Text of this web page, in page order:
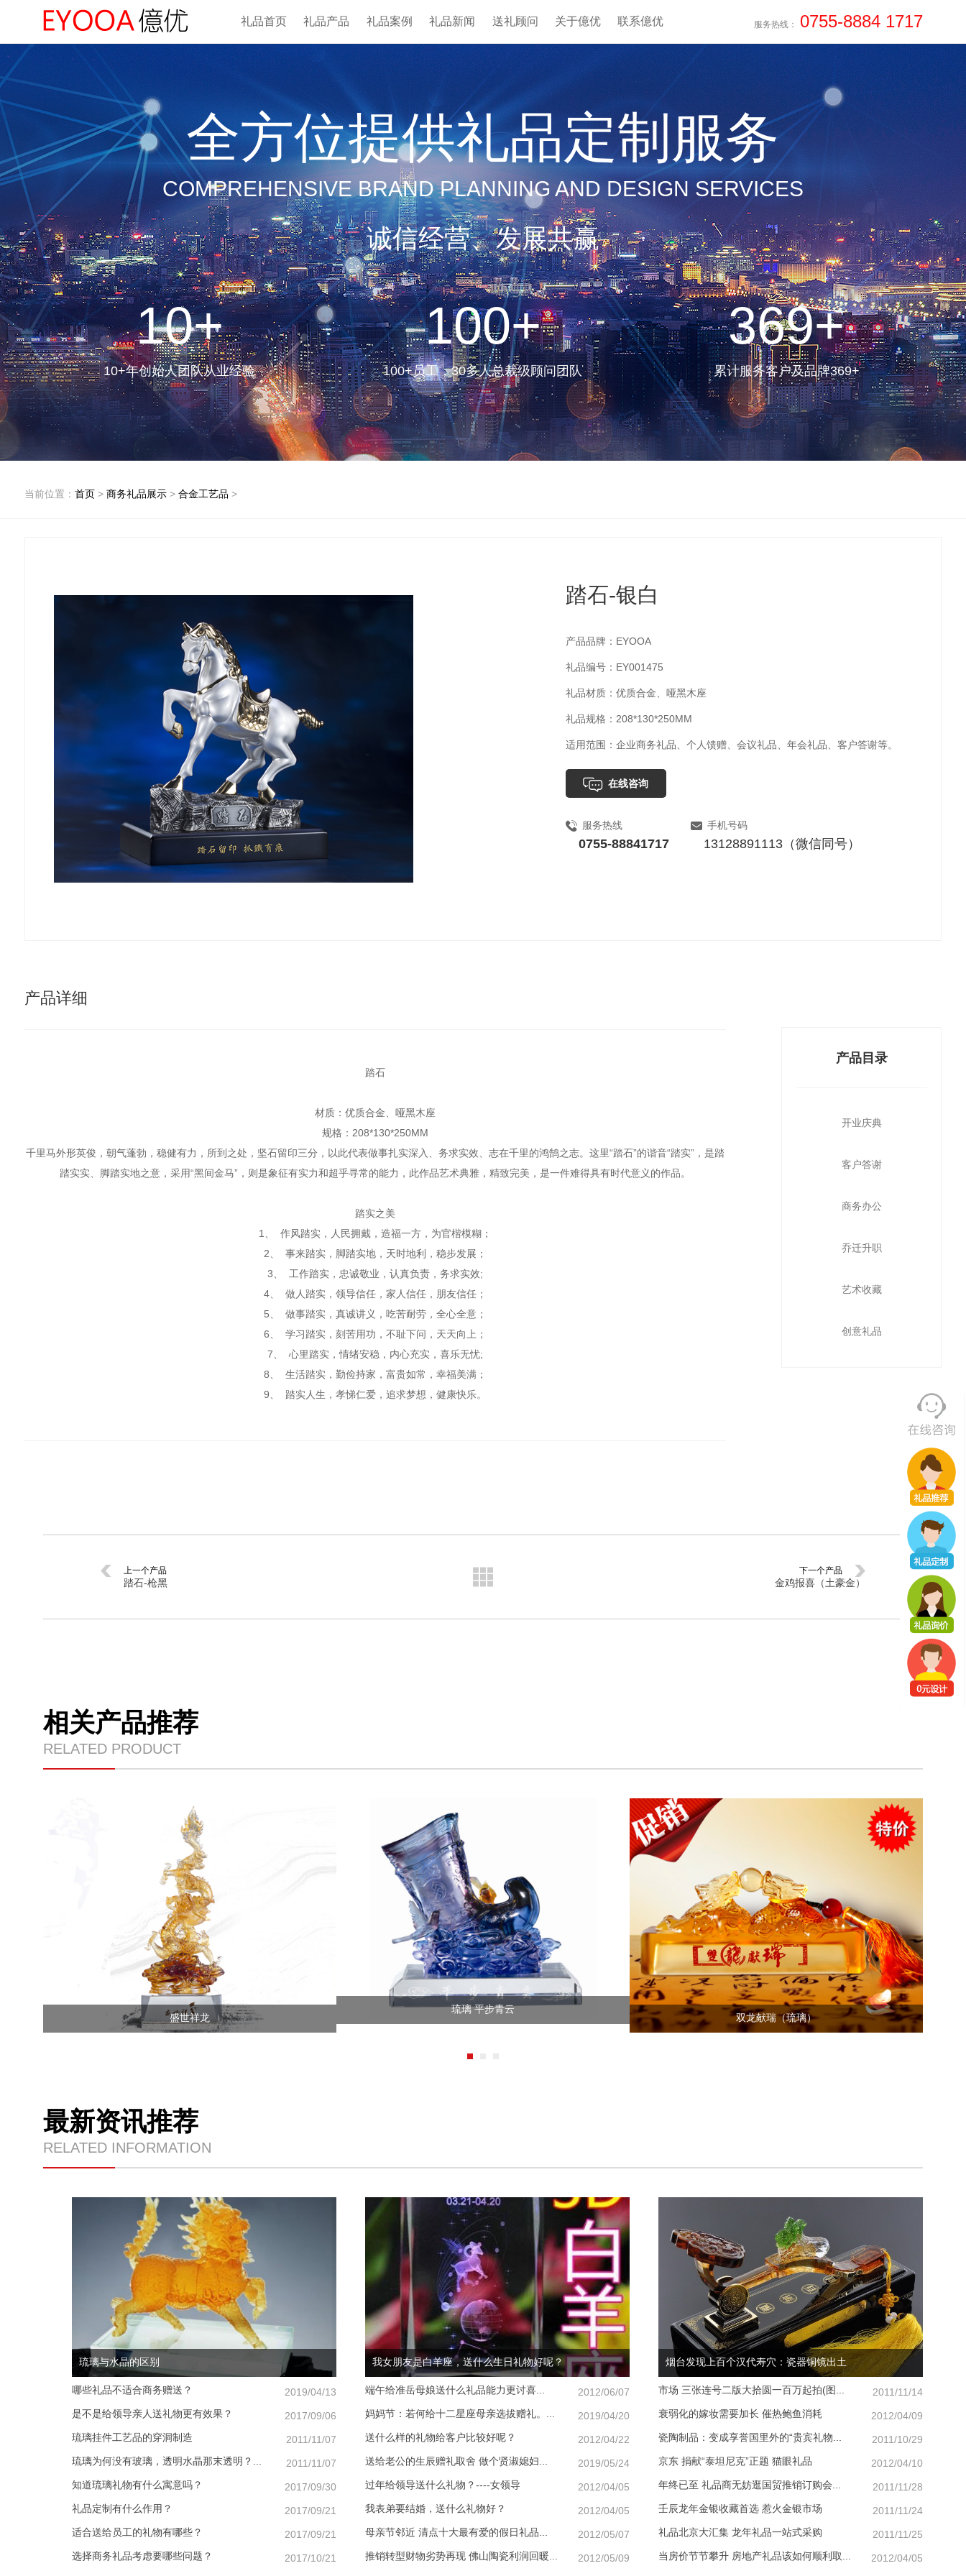
礼品首页 礼品产品 礼品案例 礼品新闻 送礼顾问 关于億优 联系億优 服务热线： 0755-8884 1717
全方位提供礼品定制服务
COMPREHENSIVE BRAND PLANNING AND DESIGN SERVICES
诚信经营、发展共赢
10+
10+年创始人团队从业经验
100+
100+员工，30多人总裁级顾问团队
369+
累计服务客户及品牌369+
当前位置： 首页> 商务礼品展示> 合金工艺品 >
踏石-银白
产品品牌：EYOOA
礼品编号：EY001475
礼品材质：优质合金、哑黑木座
礼品规格：208*130*250MM
适用范围：企业商务礼品、个人馈赠、会议礼品、年会礼品、客户答谢等。
在线咨询
服务热线
0755-88841717
手机号码
13128891113（微信同号）
产品目录
开业庆典
客户答谢
商务办公
乔迁升职
艺术收藏
创意礼品
产品详细
踏石
材质：优质合金、哑黑木座
规格：208*130*250MM
千里马外形英俊，朝气蓬勃，稳健有力，所到之处，坚石留印三分，以此代表做事扎实深入、务求实效、志在千里的鸿鹄之志。这里“踏石”的谐音“踏实”，是踏
踏实实、脚踏实地之意，采用“黑间金马”，则是象征有实力和超乎寻常的能力，此作品艺术典雅，精致完美，是一件难得具有时代意义的作品。
踏实之美
1、 作风踏实，人民拥戴，造福一方，为官楷模糊；
2、 事来踏实，脚踏实地，天时地利，稳步发展；
3、 工作踏实，忠诚敬业，认真负责，务求实效;
4、 做人踏实，领导信任，家人信任，朋友信任；
5、 做事踏实，真诚讲义，吃苦耐劳，全心全意；
6、 学习踏实，刻苦用功，不耻下问，天天向上；
7、 心里踏实，情绪安稳，内心充实，喜乐无忧;
8、 生活踏实，勤俭持家，富贵如常，幸福美满；
9、 踏实人生，孝悌仁爱，追求梦想，健康快乐。
上一个产品
踏石-枪黑
下一个产品
金鸡报喜（土豪金）
相关产品推荐
RELATED PRODUCT
盛世祥龙
琉璃 平步青云
双龙献瑞（琉璃）
最新资讯推荐
RELATED INFORMATION
琉璃与水晶的区别
哪些礼品不适合商务赠送？
2019/04/13
是不是给领导亲人送礼物更有效果？
2017/09/06
琉璃挂件工艺品的穿洞制造
2011/11/07
琉璃为何没有玻璃，透明水晶那末透明？...
2011/11/07
知道琉璃礼物有什么寓意吗？
2017/09/30
礼品定制有什么作用？
2017/09/21
适合送给员工的礼物有哪些？
2017/09/21
选择商务礼品考虑要哪些问题？
2017/10/21
我女朋友是白羊座，送什么生日礼物好呢？
端午给准岳母娘送什么礼品能力更讨喜...
2012/06/07
妈妈节：若何给十二星座母亲选拔赠礼。...
2019/04/20
送什么样的礼物给客户比较好呢？
2012/04/22
送给老公的生辰赠礼取舍 做个贤淑媳妇...
2019/05/24
过年给领导送什么礼物？----女领导
2012/04/05
我表弟要结婚，送什么礼物好？
2012/04/05
母亲节邻近 清点十大最有爱的假日礼品...
2012/05/07
推销转型财物劣势再现 佛山陶瓷利润回暖...
2012/05/09
烟台发现上百个汉代寿穴：瓷器铜镜出土
市场 三张连号二版大拾圆一百万起拍(图...
2011/11/14
衰弱化的嫁妆需要加长 催热鲍鱼消耗
2012/04/09
瓷陶制品：变成享誉国里外的“贵宾礼物...
2011/10/29
京东 捐献“泰坦尼克”正题 猫眼礼品
2012/04/10
年终已至 礼品商无妨逛国贸推销订购会...
2011/11/28
壬辰龙年金银收藏首选 惹火金银市场
2011/11/24
礼品北京大汇集 龙年礼品一站式采购
2011/11/25
当房价节节攀升 房地产礼品该如何顺利取...
2012/04/05